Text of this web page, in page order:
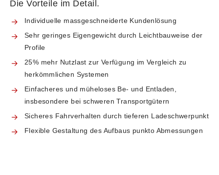
Die Vorteile im Detail.
Individuelle massgeschneiderte Kundenlösung
Sehr geringes Eigengewicht durch Leichtbauweise der
Profile
25% mehr Nutzlast zur Verfügung im Vergleich zu
herkömmlichen Systemen
Einfacheres und müheloses Be- und Entladen,
insbesondere bei schweren Transportgütern
Sicheres Fahrverhalten durch tieferen Ladeschwerpunkt
Flexible Gestaltung des Aufbaus punkto Abmessungen